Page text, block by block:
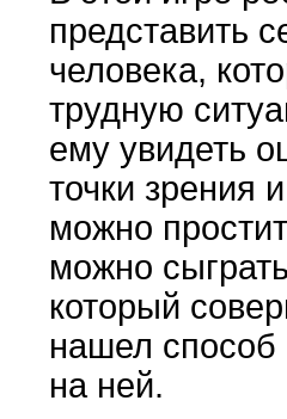
представить
человека,
трудную
ему увидеть
точки зрения
можно
можно
который
нашел способ
на ней.